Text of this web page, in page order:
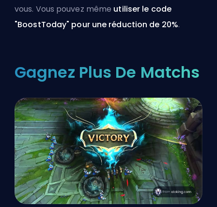
vous. Vous pouvez même utiliser le code
"BoostToday" pour une réduction de 20%.
Gagnez Plus De Matchs